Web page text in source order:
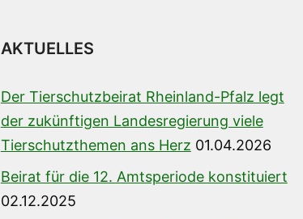
AKTUELLES
Der Tierschutzbeirat Rheinland-Pfalz legt
der zukünftigen Landesregierung viele
Tierschutzthemen ans Herz 01.04.2026
Beirat für die 12. Amtsperiode konstituiert
02.12.2025